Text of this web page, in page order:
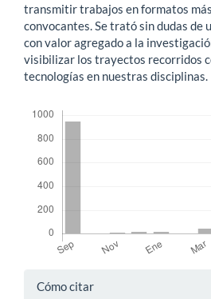
transmitir trabajos en formatos
convocantes. Se trató sin dudas de
con valor agregado a la
visibilizar los trayectos recorridos
tecnologías en nuestras disciplinas.
Detalles
Cómo citar